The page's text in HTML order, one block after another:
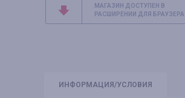
МАГАЗИН ДОСТУПЕН В
РАСШИРЕНИИ ДЛЯ БРАУЗЕРА
ИНФО РМАЦИЯ/УСЛОВИЯ